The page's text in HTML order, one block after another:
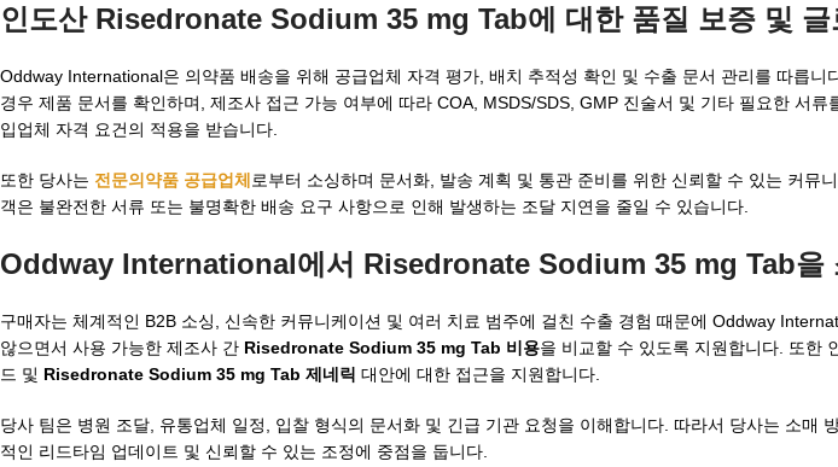
인도산 Risedronate Sodium 35 mg Tab에 대한 품질 보증 및
Oddway International은 의약품 배송을 위해 공급업체 자격 평가, 배치 추적성 확인 및 수출 문서 관리를 따릅
경우 제품 문서를 확인하며, 제조사 접근 가능 여부에 따라 COA, MSDS/SDS, GMP 진술서 및 기타 필요한 서
입업체 자격 요건의 적용을 받습니다.
또한 당사는 전문의약품 공급업체로부터 소싱하며 문서화, 발송 계획 및 통관 준비를 위한 신뢰할 수 있는 커뮤
객은 불완전한 서류 또는 불명확한 배송 요구 사항으로 인해 발생하는 조달 지연을 줄일 수 있습니다.
Oddway International에서 Risedronate Sodium 35 mg Tab을
구매자는 체계적인 B2B 소싱, 신속한 커뮤니케이션 및 여러 치료 범주에 걸친 수출 경험 때문에 Oddway
않으면서 사용 가능한 제조사 간 Risedronate Sodium 35 mg Tab 비용을 비교할 수 있도록 지원합니다. 또한
드 및 Risedronate Sodium 35 mg Tab 제네릭 대안에 대한 접근을 지원합니다.
당사 팀은 병원 조달, 유통업체 일정, 입찰 형식의 문서화 및 긴급 기관 요청을 이해합니다. 따라서 당사는 소매
적인 리드타임 업데이트 및 신뢰할 수 있는 조정에 중점을 둡니다.